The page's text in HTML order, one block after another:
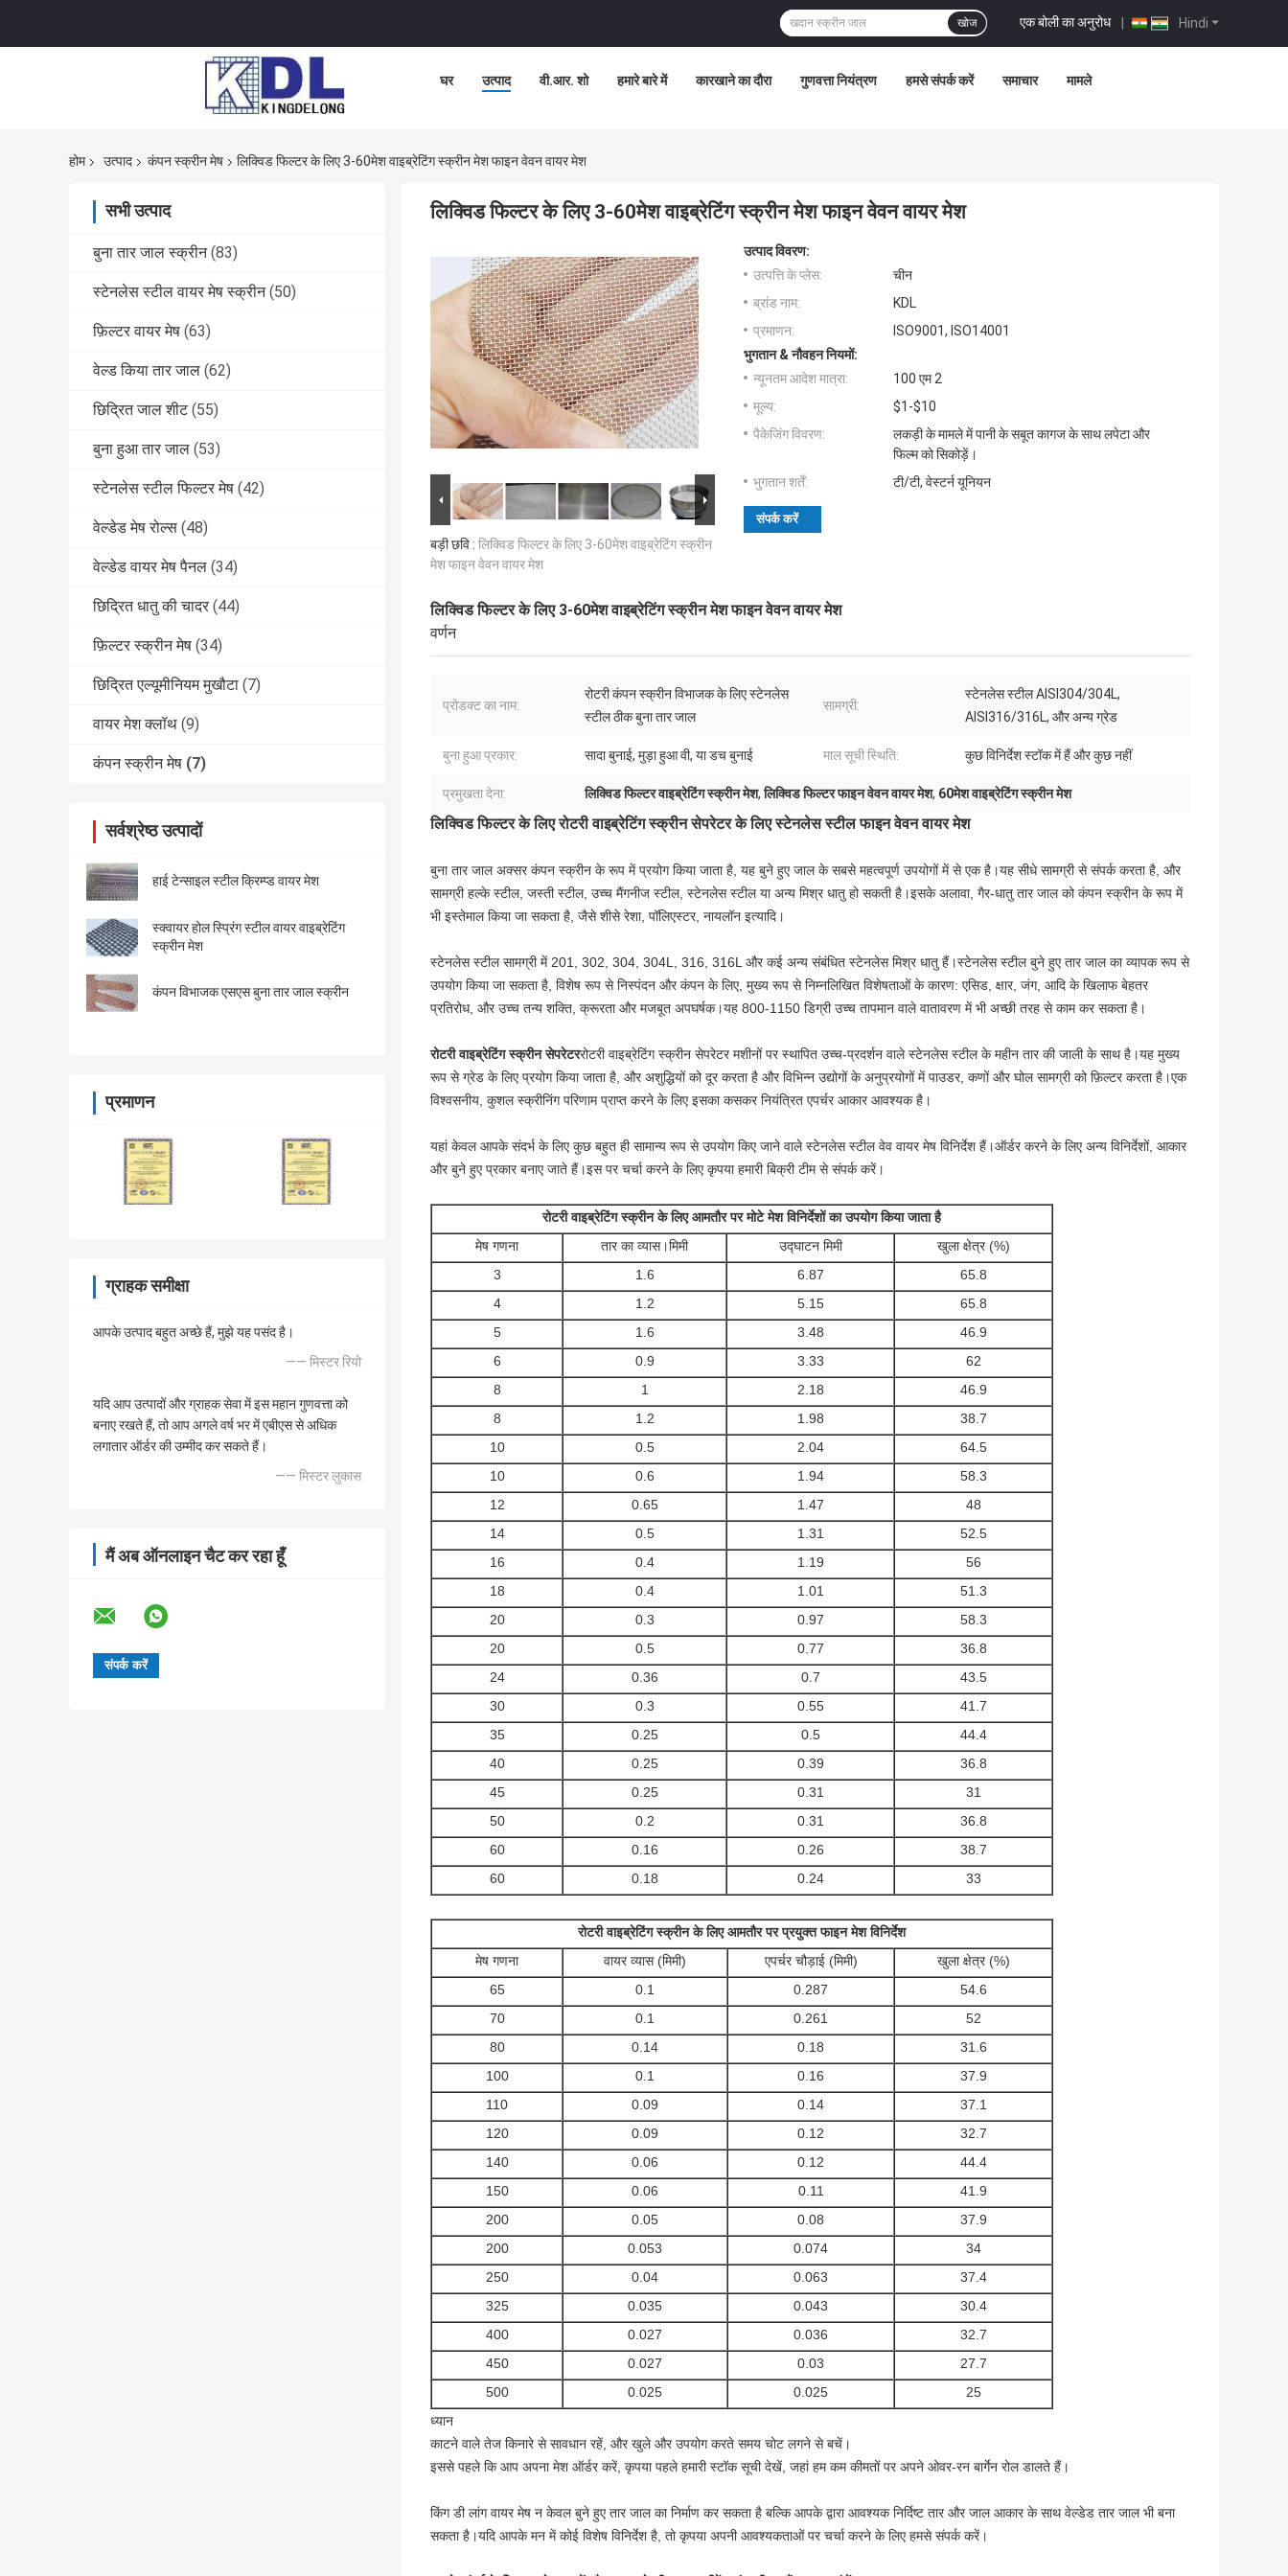
Hindi
एक बोली का अनुरोध |
खोज
घर उत्पाद वी.आर. शो हमारे बारे में कारखाने का दौरा गुणवत्ता नियंत्रण हमसे संपर्क करें समाचार मामले
होम उत्पाद कंपन स्क्रीन मेष लिक्विड फिल्टर के लिए 3-60मेश वाइब्रेटिंग स्क्रीन मेश फाइन वेवन वायर मेश
सभी उत्पाद
बुना तार जाल स्क्रीन (83)
स्टेनलेस स्टील वायर मेष स्क्रीन (50)
फ़िल्टर वायर मेष (63)
वेल्ड किया तार जाल (62)
छिद्रित जाल शीट (55)
बुना हुआ तार जाल (53)
स्टेनलेस स्टील फिल्टर मेष (42)
वेल्डेड मेष रोल्स (48)
वेल्डेड वायर मेष पैनल (34)
छिद्रित धातु की चादर (44)
फ़िल्टर स्क्रीन मेष (34)
छिद्रित एल्यूमीनियम मुखौटा (7)
वायर मेश क्लॉथ (9)
कंपन स्क्रीन मेष (7)
सर्वश्रेष्ठ उत्पादों
हाई टेन्साइल स्टील क्रिम्प्ड वायर मेश
स्क्वायर होल स्प्रिंग स्टील वायर वाइब्रेटिंग
स्क्रीन मेश
कंपन विभाजक एसएस बुना तार जाल स्क्रीन
प्रमाणन
ग्राहक समीक्षा
आपके उत्पाद बहुत अच्छे हैं, मुझे यह पसंद है।
—— मिस्टर रियो
यदि आप उत्पादों और ग्राहक सेवा में इस महान गुणवत्ता को
बनाए रखते हैं, तो आप अगले वर्ष भर में एबीएस से अधिक
लगातार ऑर्डर की उम्मीद कर सकते हैं।
—— मिस्टर लुकास
मैं अब ऑनलाइन चैट कर रहा हूँ
लिक्विड फिल्टर के लिए 3-60मेश वाइब्रेटिंग स्क्रीन मेश फाइन वेवन वायर मेश
बड़ी छवि : लिक्विड फिल्टर के लिए 3-60मेश वाइब्रेटिंग स्क्रीन
मेश फाइन वेवन वायर मेश
उत्पाद विवरण:
उत्पत्ति के प्लेस:
चीन
ब्रांड नाम:
KDL
प्रमाणन:
ISO9001, ISO14001
भुगतान & नौवहन नियमों:
न्यूनतम आदेश मात्रा:
100 एम 2
मूल्य:
$1-$10
पैकेजिंग विवरण:
लकड़ी के मामले में पानी के सबूत कागज के साथ लपेटा और
फिल्म को सिकोड़ें।
भुगतान शर्तें:
टी/टी, वेस्टर्न यूनियन
संपर्क करें
लिक्विड फिल्टर के लिए 3-60मेश वाइब्रेटिंग स्क्रीन मेश फाइन वेवन वायर मेश
वर्णन
प्रोडक्ट का नाम:
रोटरी कंपन स्क्रीन विभाजक के लिए स्टेनलेस
स्टील ठीक बुना तार जाल
सामग्री:
स्टेनलेस स्टील AISI304/304L,
AISI316/316L, और अन्य ग्रेड
बुना हुआ प्रकार: सादा बुनाई, मुड़ा हुआ वी, या डच बुनाई माल सूची स्थिति: कुछ विनिर्देश स्टॉक में हैं और कुछ नहीं
प्रमुखता देना: लिक्विड फिल्टर वाइब्रेटिंग स्क्रीन मेश,लिक्विड फिल्टर फाइन वेवन वायर मेश, 60मेश वाइब्रेटिंग स्क्रीन मेश
लिक्विड फिल्टर के लिए रोटरी वाइब्रेटिंग स्क्रीन सेपरेटर के लिए स्टेनलेस स्टील फाइन वेवन वायर मेश
बुना तार जाल अक्सर कंपन स्क्रीन के रूप में प्रयोग किया जाता है, यह बुने हुए जाल के सबसे महत्वपूर्ण उपयोगों में से एक है।यह सीधे सामग्री से संपर्क करता है, और
सामग्री हल्के स्टील, जस्ती स्टील, उच्च मैंगनीज स्टील, स्टेनलेस स्टील या अन्य मिश्र धातु हो सकती है।इसके अलावा, गैर-धातु तार जाल को कंपन स्क्रीन के रूप में
भी इस्तेमाल किया जा सकता है, जैसे शीसे रेशा, पॉलिएस्टर, नायलॉन इत्यादि।
स्टेनलेस स्टील सामग्री में 201, 302, 304, 304L, 316, 316L और कई अन्य संबंधित स्टेनलेस मिश्र धातु हैं।स्टेनलेस स्टील बुने हुए तार जाल का व्यापक रूप से
उपयोग किया जा सकता है, विशेष रूप से निस्पंदन और कंपन के लिए, मुख्य रूप से निम्नलिखित विशेषताओं के कारण: एसिड, क्षार, जंग, आदि के खिलाफ बेहतर
प्रतिरोध, और उच्च तन्य शक्ति, क्रूरता और मजबूत अपघर्षक।यह 800-1150 डिग्री उच्च तापमान वाले वातावरण में भी अच्छी तरह से काम कर सकता है।
रोटरी वाइब्रेटिंग स्क्रीन सेपरेटररोटरी वाइब्रेटिंग स्क्रीन सेपरेटर मशीनों पर स्थापित उच्च-प्रदर्शन वाले स्टेनलेस स्टील के महीन तार की जाली के साथ है।यह मुख्य
रूप से ग्रेड के लिए प्रयोग किया जाता है, और अशुद्धियों को दूर करता है और विभिन्न उद्योगों के अनुप्रयोगों में पाउडर, कणों और घोल सामग्री को फ़िल्टर करता है।एक
विश्वसनीय, कुशल स्क्रीनिंग परिणाम प्राप्त करने के लिए इसका कसकर नियंत्रित एपर्चर आकार आवश्यक है।
यहां केवल आपके संदर्भ के लिए कुछ बहुत ही सामान्य रूप से उपयोग किए जाने वाले स्टेनलेस स्टील वेव वायर मेष विनिर्देश हैं।ऑर्डर करने के लिए अन्य विनिर्देशों, आकार
और बुने हुए प्रकार बनाए जाते हैं।इस पर चर्चा करने के लिए कृपया हमारी बिक्री टीम से संपर्क करें।
रोटरी वाइब्रेटिंग स्क्रीन के लिए आमतौर पर मोटे मेश विनिर्देशों का उपयोग किया जाता है
मेष गणना
तार का व्यास।मिमी उद्घाटन मिमी
खुला क्षेत्र (%)
3
1.6 6.87
65.8
4
1.2 5.15
65.8
5
1.6 3.48
46.9
6
0.9 3.33
62
8
1 2.18
46.9
8
1.2 1.98
38.7
10
0.5 2.04
64.5
10
0.6 1.94
58.3
12
0.65 1.47
48
14
0.5 1.31
52.5
16
0.4 1.19
56
18
0.4 1.01
51.3
20
0.3 0.97
58.3
20
0.5 0.77
36.8
24
0.36 0.7
43.5
30
0.3 0.55
41.7
35
0.25 0.5
44.4
40
0.25 0.39
36.8
45
0.25 0.31
31
50
0.2 0.31
36.8
60
0.16 0.26
38.7
60
0.18 0.24 33
रोटरी वाइब्रेटिंग स्क्रीन के लिए आमतौर पर प्रयुक्त फाइन मेश विनिर्देश
मेष गणना
वायर व्यास (मिमी) एपर्चर चौड़ाई (मिमी)
खुला क्षेत्र (%)
65
0.1 0.287
54.6
70
0.1 0.261
52
80
0.14 0.18
31.6
100
0.1 0.16
37.9
110
0.09 0.14
37.1
120
0.09 0.12
32.7
140
0.06 0.12
44.4
150
0.06 0.11
41.9
200
0.05 0.08
37.9
200
0.053 0.074
34
250
0.04 0.063
37.4
325
0.035 0.043
30.4
400
0.027 0.036
32.7
450
0.027 0.03
27.7
500
0.025 0.025
25
ध्यान
काटने वाले तेज किनारे से सावधान रहें, और खुले और उपयोग करते समय चोट लगने से बचें।
इससे पहले कि आप अपना मेश ऑर्डर करें, कृपया पहले हमारी स्टॉक सूची देखें, जहां हम कम कीमतों पर अपने ओवर-रन बार्गेन रोल डालते हैं।
किंग डी लांग वायर मेष न केवल बुने हुए तार जाल का निर्माण कर सकता है बल्कि आपके द्वारा आवश्यक निर्दिष्ट तार और जाल आकार के साथ वेल्डेड तार जाल भी बना
सकता है।यदि आपके मन में कोई विशेष विनिर्देश है, तो कृपया अपनी आवश्यकताओं पर चर्चा करने के लिए हमसे संपर्क करें।